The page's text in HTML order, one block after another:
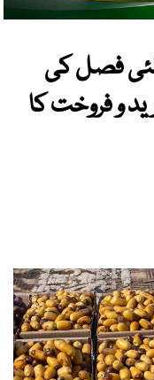
فصل کی
و فروخت کا